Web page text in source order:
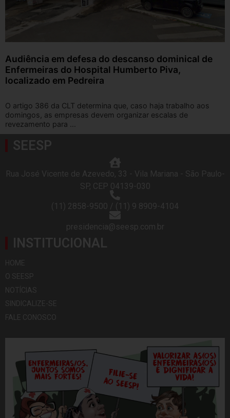
Audiência em defesa do descanso dominical de
Enfermeiras do Hospital Humberto Piva,
localizado em Pedreira
O artigo 386 da CLT determina que, caso haja trabalho aos
domingos, as empresas devem organizar escalas de
revezamento para ...
SEESP
Rua José Vicente de Azevedo, 33 - Vila Mariana - São Paulo-
SP, CEP 04139-030
(11) 2858-9500 / (11) 9 8909-4104
presidencia@seesp.com.br
INSTITUCIONAL
HOME
O SEESP
NOTÍCIAS
SINDICALIZE-SE
FALE CONOSCO